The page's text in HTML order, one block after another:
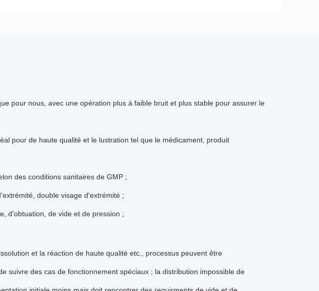
pour nous, avec une opération plus à faible bruit et plus stable pour assurer le
pour de haute qualité et le lustration tel que le médicament, produit
des conditions sanitaires de GMP ;
double visage d'extrémité ;
d'obtuation, de vide et de pression ;
et la réaction de haute qualité etc., processus peuvent être
suivre des cas de fonctionnement spéciaux ; la distribution impossible de